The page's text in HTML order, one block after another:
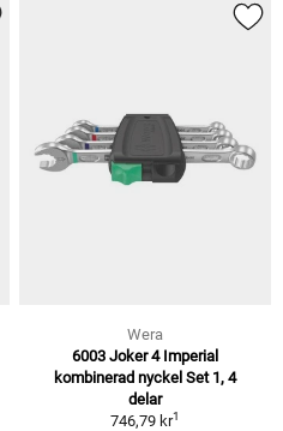
Wera
6003 Joker 4 Imperial
kombinerad nyckel Set 1, 4
delar
746,79 kr1